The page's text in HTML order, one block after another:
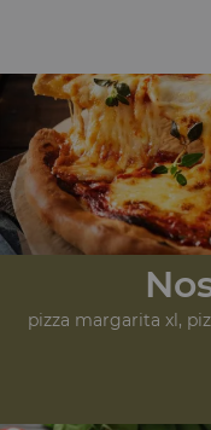
pizza margarita xl,